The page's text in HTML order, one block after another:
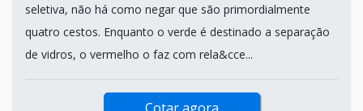
seletiva, não há como negar que são primordialmente
quatro cestos. Enquanto o verde é destinado a separação
de vidros, o vermelho o faz com rela&cce...
Cotar agora